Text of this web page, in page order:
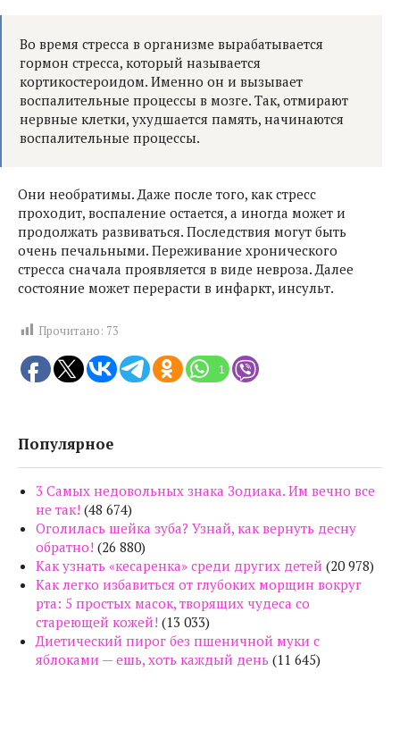
Во время стресса в организме вырабатывается
гормон стресса, который называется
кортикостероидом. Именно он и вызывает
воспалительные процессы в мозге. Так, отмирают
нервные клетки, ухудшается память, начинаются
воспалительные процессы.
Они необратимы. Даже после того, как стресс
проходит, воспаление остается, а иногда может и
продолжать развиваться. Последствия могут быть
очень печальными. Переживание хронического
стресса сначала проявляется в виде невроза. Далее
состояние может перерасти в инфаркт, инсульт.
Прочитано: 73
1
Популярное
3 Самых недовольных знака Зодиака. Им вечно все
не так! (48 674)
Оголилась шейка зуба? Узнай, как вернуть десну
обратно! (26 880)
Как узнать «кесаренка» среди других детей (20 978)
Как легко избавиться от глубоких морщин вокруг
рта: 5 простых масок, творящих чудеса со
стареющей кожей! (13 033)
Диетический пирог без пшеничной муки с
яблоками — ешь, хоть каждый день (11 645)